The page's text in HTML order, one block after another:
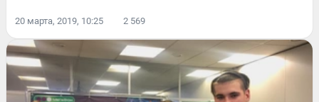
20 марта, 2019, 10:25 2 569